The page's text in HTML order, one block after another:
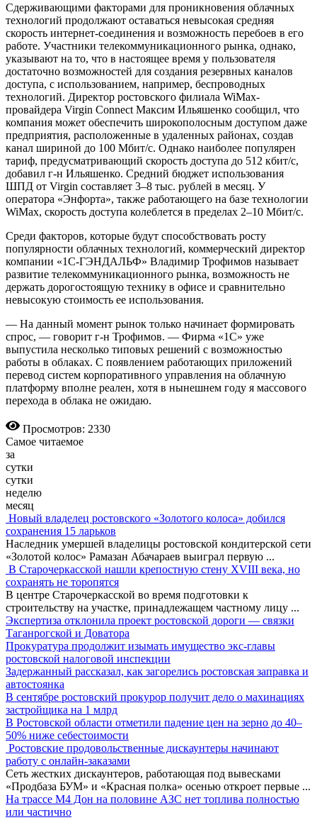
Сдерживающими факторами для проникновения облачных
технологий продолжают оставаться невысокая средняя
скорость интернет-соеди­нения и возможность перебоев в его
работе. Участники телекоммуникационного рынка, однако,
указывают на то, что в настоящее время у пользователя
достаточно возможностей для создания резервных каналов
доступа, с использованием, например, беспроводных
технологий. Директор ростовского филиала WiMax-
провайдера Virgin Connect Максим Ильяшенко сообщил, что
компания может обеспечить широкополосным доступом даже
предприятия, расположенные в удаленных районах, создав
канал шириной до 100 Мбит/c. Однако наиболее популярен
тариф, предусматривающий скорость доступа до 512 кбит/с,
добавил г-н Ильяшенко. Средний бюджет использования
ШПД от Virgin составляет 3–8 тыс. рублей в месяц. У
оператора «Энфорта», также работающего на базе технологии
WiMax, скорость доступа колеблется в пределах 2–10 Мбит/с.
Среди факторов, которые будут способствовать росту
популярности облачных технологий, коммерческий директор
компании «1С-ГЭНДАЛЬФ» Владимир Трофимов называет
развитие телекоммуникационного рынка, возможность не
держать дорогостоящую технику в офисе и сравнительно
невысокую стоимость ее использования.
— На данный момент рынок только начинает формировать
спрос, — говорит г-н Трофимов. — Фирма «1С» уже
выпустила несколько типовых решений с возможностью
работы в облаках. С появлением работающих приложений
перевод систем корпоративного управления на облачную
платформу вполне реален, хотя в нынешнем году я массового
перехода в облака не ожидаю.
Просмотров: 2330
Самое читаемое
за
сутки
сутки
неделю
месяц
Новый владелец ростовского «Золотого колоса» добился
сохранения 15 ларьков
Наследник умершей владелицы ростовской кондитерской сети
«Золотой колос» Рамазан Абачараев выиграл первую ...
В Старочеркасской нашли крепостную стену XVIII века, но
сохранять не торопятся
В центре Старочеркасской во время подготовки к
строительству на участке, принадлежащем частному лицу ...
Экспертиза отклонила проект ростовской дороги — связки
Таганрогской и Доватора
Прокуратура продолжит изымать имущество экс-главы
ростовской налоговой инспекции
Задержанный рассказал, как загорелись ростовская заправка и
автостоянка
В сентябре ростовский прокурор получит дело о махинациях
застройщика на 1 млрд
В Ростовской области отметили падение цен на зерно до 40–
50% ниже себестоимости
Ростовские продовольственные дискаунтеры начинают
работу с онлайн-заказами
Сеть жестких дискаунтеров, работающая под вывесками
«Продбаза БУМ» и «Красная полка» осенью откроет первые ...
На трассе М4 Дон на половине АЗС нет топлива полностью
или частично